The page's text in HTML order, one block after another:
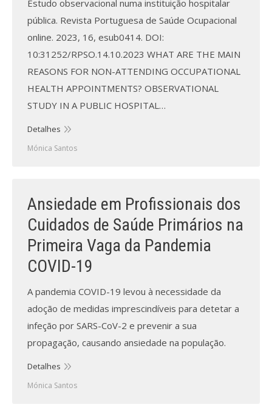
Estudo observacional numa instituição hospitalar
pública. Revista Portuguesa de Saúde Ocupacional
online. 2023, 16, esub0414. DOI:
10:31252/RPSO.14.10.2023 WHAT ARE THE MAIN
REASONS FOR NON-ATTENDING OCCUPATIONAL
HEALTH APPOINTMENTS? OBSERVATIONAL
STUDY IN A PUBLIC HOSPITAL…
Detalhes
Mónica Santos
Ansiedade em Profissionais dos
Cuidados de Saúde Primários na
Primeira Vaga da Pandemia
COVID-19
A pandemia COVID-19 levou à necessidade da
adoção de medidas imprescindíveis para detetar a
infeção por SARS-CoV-2 e prevenir a sua
propagação, causando ansiedade na população.
Detalhes
Mónica Santos